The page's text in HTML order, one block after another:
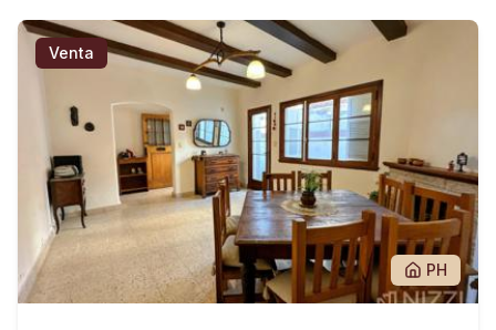
Venta
PH